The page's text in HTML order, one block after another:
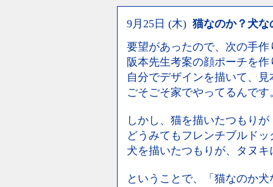
9月25日 (木) 猫なのか？犬な
要望があったので、次の手作
阪本先生考案の顔ポーチを
自分でデザインを描いて、
ごそごそ家でやってるんです
しかし、猫を描いたつもりが
どうみてもフレンチブルド
犬を描いたつもりが、タヌ
ということで、「猫なのか